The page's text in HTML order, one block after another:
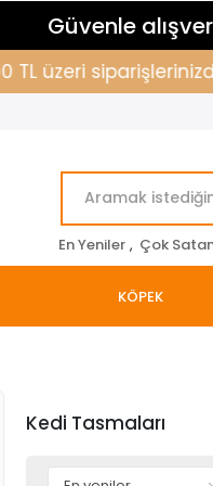
Güvenle
üzeri
En Yeniler , Çok
KÖPEK
Kedi Tasmaları